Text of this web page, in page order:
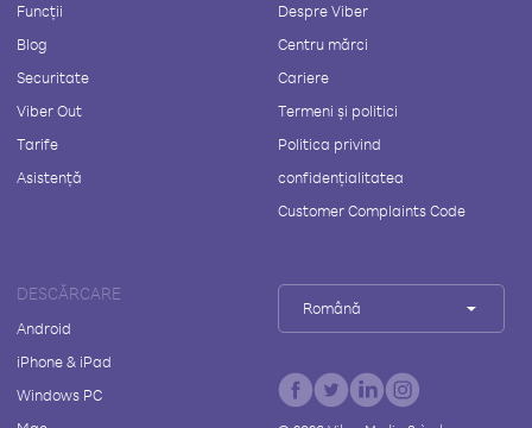
Funcții
Blog
Securitate
Viber Out
Tarife
Asistență
Despre Viber
Centru mărci
Cariere
Termeni și politici
Politica privind
confidențialitatea
Customer Complaints Code
DESCĂRCARE
Android
iPhone & iPad
Windows PC
Română